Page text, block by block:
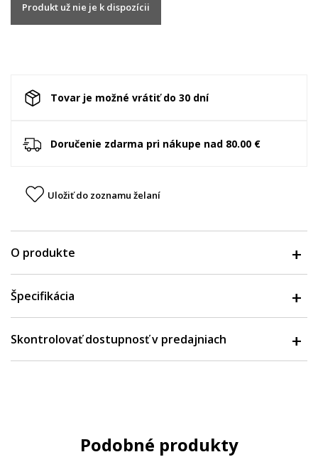
Produkt už nie je k dispozícii
Tovar je možné vrátiť do 30 dní
Doručenie zdarma pri nákupe nad 80.00 €
Uložiť do zoznamu želaní
O produkte
Špecifikácia
Skontrolovať dostupnosť v predajniach
Podobné produkty